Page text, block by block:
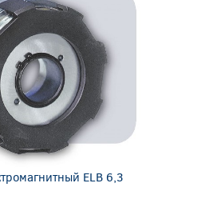
ELB 6,3